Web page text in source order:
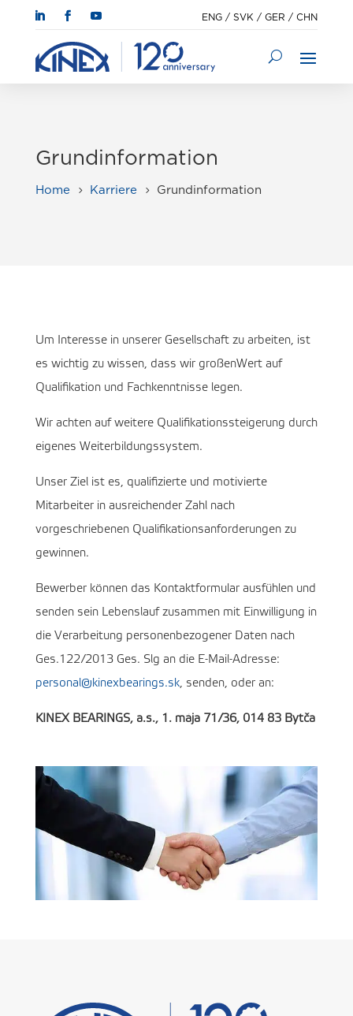
ENG /SVK /GER /CHN
Grundinformation
Home 5 Karriere 5 Grundinformation
Um Interesse in unserer Gesellschaft zu arbeiten, ist
es wichtig zu wissen, dass wir großenWert auf
Qualifikation und Fachkenntnisse legen.
Wir achten auf weitere Qualifikationssteigerung durch
eigenes Weiterbildungssystem.
Unser Ziel ist es, qualifizierte und motivierte
Mitarbeiter in ausreichender Zahl nach
vorgeschriebenen Qualifikationsanforderungen zu
gewinnen.
Bewerber können das Kontaktformular ausfühlen und
senden sein Lebenslauf zusammen mit Einwilligung in
die Verarbeitung personenbezogener Daten nach
Ges.122/2013 Ges. Slg an die E-Mail-Adresse:
personal@kinexbearings.sk, senden, oder an:
KINEX BEARINGS, a.s., 1. mája 71/36, 014 83 Bytča